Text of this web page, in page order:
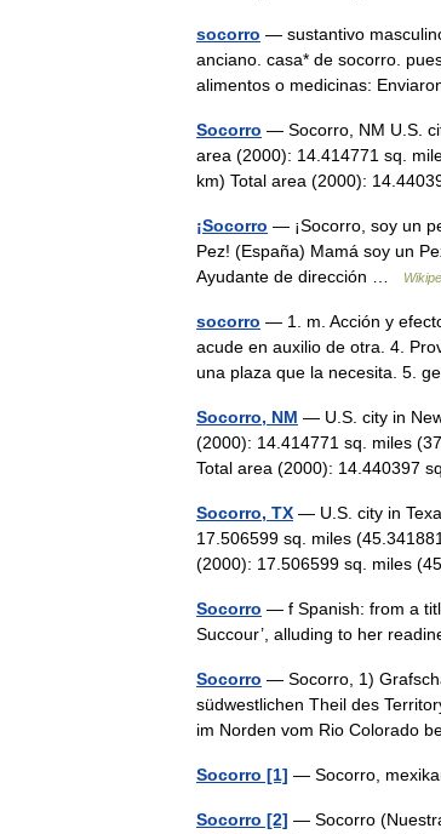
socorro — sustantivo
anciano. casa* de socorro.
alimentos o medicinas:
Socorro — Socorro, NM U.S.
area (2000): 14.414771 sq.
km) Total area (2000):
¡Socorro — ¡Socorro, soy un
Pez! (España) Mamá soy un
Ayudante de dirección …
socorro — 1. m. Acción y
acude en auxilio de otra. 4.
una plaza que la necesita. 5.
Socorro, NM — U.S. city in
(2000): 14.414771 sq. miles
Total area (2000): 14.440397
Socorro, TX — U.S. city in
17.506599 sq. miles
(2000): 17.506599 sq. miles
Socorro — f Spanish: from a
Succour’, alluding to her
Socorro — Socorro, 1)
südwestlichen Theil des
im Norden vom Rio Colorado
Socorro [1] — Socorro,
Socorro [2] — Socorro